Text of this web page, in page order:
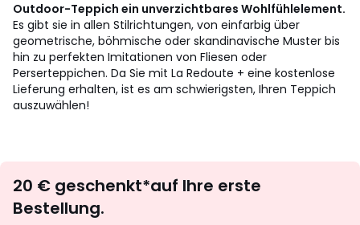
Outdoor-Teppich ein unverzichtbares Wohlfühlelement.
Es gibt sie in allen Stilrichtungen, von einfarbig über
geometrische, böhmische oder skandinavische Muster bis
hin zu perfekten Imitationen von Fliesen oder
Perserteppichen. Da Sie mit La Redoute + eine kostenlose
Lieferung erhalten, ist es am schwierigsten, Ihren Teppich
auszuwählen!
abonnieren
20 € geschenkt*auf Ihre erste
Bestellung.